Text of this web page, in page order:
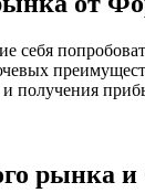
и получения
рынка